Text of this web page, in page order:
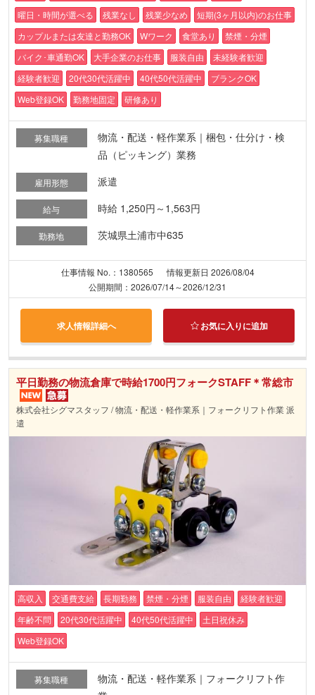
曜日・時間が選べる
残業なし 残業少なめ
短期(3ヶ月以内)のお仕事
カップルまたは友達と勤務OK
Wワーク 食堂あり
禁煙・分煙
バイク･車通勤OK
大手企業のお仕事 服装自由
未経験者歓迎
経験者歓迎
20代30代活躍中 40代50代活躍中
ブランクOK
Web登録OK
勤務地固定 研修あり
募集職種
物流・配送・軽作業系｜梱包・仕分け・検
品（ピッキング）業務
雇用形態 派遣
給与 時給 1,250円～1,563円
勤務地 茨城県土浦市中635
仕事情報 No.：1380565
情報更新日 2026/08/04
公開期間：2026/07/14～2026/12/31
求人情報詳細へ お気に入りに追加
平日勤務の物流倉庫で時給1700円フォークSTAFF＊常総市
株式会社シグマスタッフ / 物流・配送・軽作業系｜フォークリフト作業 派
遣
高収入 交通費支給 長期勤務 禁煙・分煙 服装自由
経験者歓迎
年齢不問
20代30代活躍中 40代50代活躍中
土日祝休み
Web登録OK
募集職種
物流・配送・軽作業系｜フォークリフト作